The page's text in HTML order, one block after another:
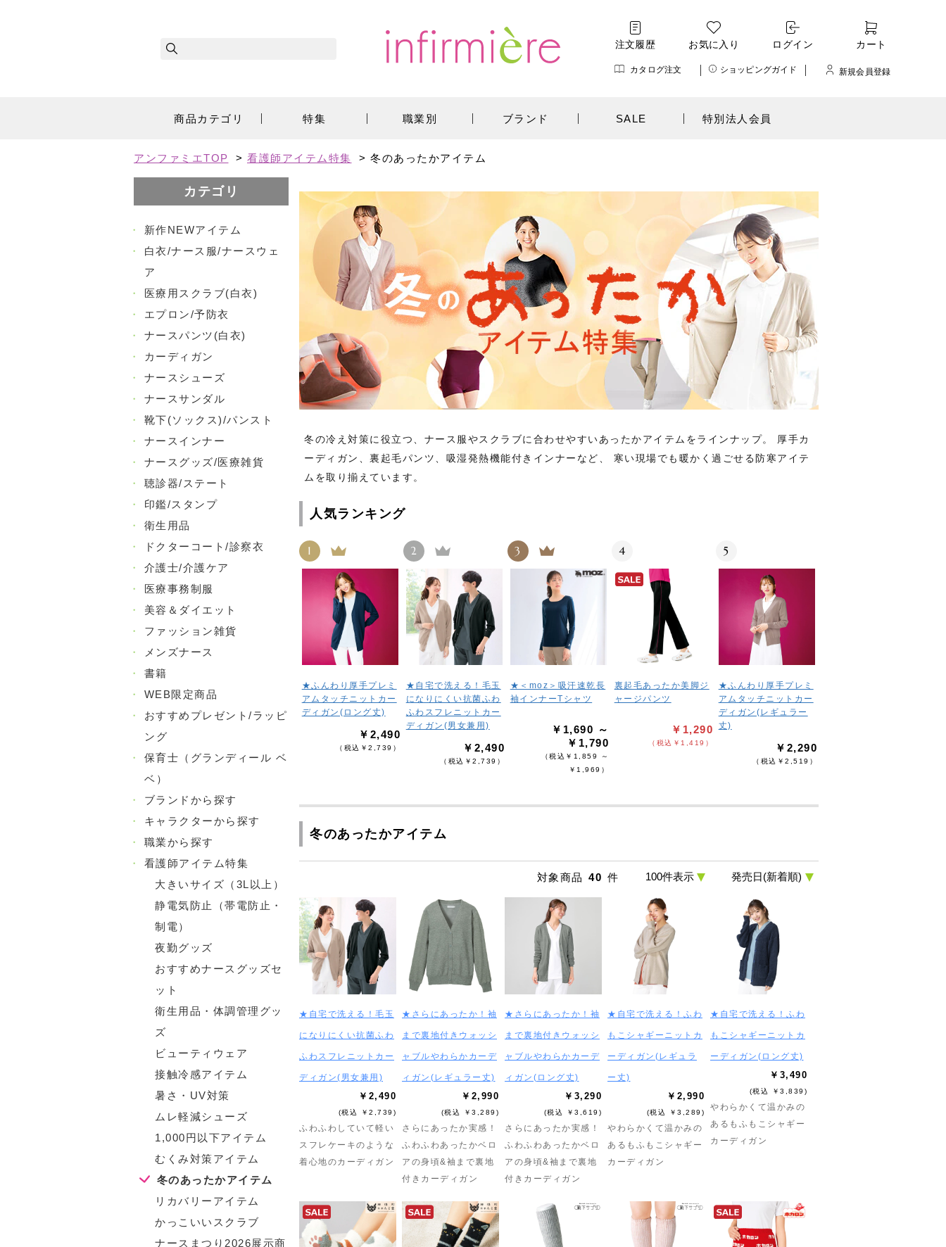
注文履歴 お気に入り ログイン カート
カタログ注文 ショッピングガイド 新規会員登録
商品カテゴリ 特集 職業別 ブランド SALE 特別法人会員
アンファミエTOP > 看護師アイテム特集 > 冬のあったかアイテム
カテゴリ
・
新作NEWアイテム
・
白衣/ナース服/ナースウェ
ア
・
医療用スクラブ(白衣)
・
エプロン/予防衣
・
ナースパンツ(白衣)
・
カーディガン
・
ナースシューズ
・
ナースサンダル
・
靴下(ソックス)/パンスト
・
ナースインナー
・
ナースグッズ/医療雑貨
・
聴診器/ステート
・
印鑑/スタンプ
・
衛生用品
・
ドクターコート/診察衣
・
介護士/介護ケア
・
医療事務制服
・
美容＆ダイエット
・
ファッション雑貨
・
メンズナース
・
書籍
・
WEB限定商品
・
おすすめプレゼント/ラッピ
ング
・
保育士（グランディール ベ
ベ）
・
ブランドから探す
・
キャラクターから探す
・
職業から探す
・
看護師アイテム特集
大きいサイズ（3L以上）
静電気防止（帯電防止・
制電）
夜勤グッズ
おすすめナースグッズセ
ット
衛生用品・体調管理グッ
ズ
ビューティウェア
接触冷感アイテム
暑さ・UV対策
ムレ軽減シューズ
1,000円以下アイテム
むくみ対策アイテム
冬のあったかアイテム
リカバリーアイテム
かっこいいスクラブ
ナースまつり2026展示商
冬の冷え対策に役立つ、ナース服やスクラブに合わせやすいあったかアイテムをラインナップ。 厚手カ
ーディガン、裏起毛パンツ、吸湿発熱機能付きインナーなど、 寒い現場でも暖かく過ごせる防寒アイテ
ムを取り揃えています。
人気ランキング
1
★ふんわり厚手プレミ
アムタッチニットカー
ディガン(ロング丈)
￥2,490
（税込￥2,739）
2
★自宅で洗える！毛玉
になりにくい抗菌ふわ
ふわスフレニットカー
ディガン(男女兼用)
￥2,490
（税込￥2,739）
3
★＜moz＞吸汗速乾長
袖インナーTシャツ
￥1,690 ～
￥1,790
（税込￥1,859 ～
￥1,969）
4
裏起毛あったか美脚ジ
ャージパンツ
￥1,290
（税込￥1,419）
5
★ふんわり厚手プレミ
アムタッチニットカー
ディガン(レギュラー
丈)
￥2,290
（税込￥2,519）
冬のあったかアイテム
対象商品 40 件
★自宅で洗える！毛玉
になりにくい抗菌ふわ
ふわスフレニットカー
ディガン(男女兼用)
￥2,490
(税込 ￥2,739)
ふわふわしていて軽い
スフレケーキのような
着心地のカーディガン
★さらにあったか！袖
まで裏地付きウォッシ
ャブルやわらかカーデ
ィガン(レギュラー丈)
￥2,990
(税込 ￥3,289)
さらにあったか実感！
ふわふわあったかベロ
アの身頃&袖まで裏地
付きカーディガン
★さらにあったか！袖
まで裏地付きウォッシ
ャブルやわらかカーデ
ィガン(ロング丈)
￥3,290
(税込 ￥3,619)
さらにあったか実感！
ふわふわあったかベロ
アの身頃&袖まで裏地
付きカーディガン
★自宅で洗える！ふわ
もこシャギーニットカ
ーディガン(レギュラ
ー丈)
￥2,990
(税込 ￥3,289)
やわらかくて温かみの
あるもふもこシャギー
カーディガン
★自宅で洗える！ふわ
もこシャギーニットカ
ーディガン(ロング丈)
￥3,490
(税込 ￥3,839)
やわらかくて温かみの
あるもふもこシャギー
カーディガン